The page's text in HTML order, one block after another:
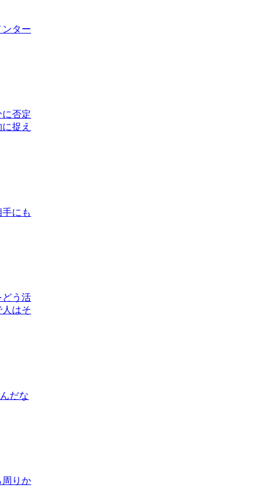
ター
否定
捉え
にも
どう活
はそ
だな
周りか